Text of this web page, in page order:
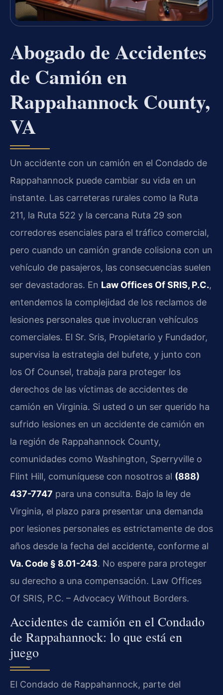
Abogado de Accidentes
de Camión en
Rappahannock County,
VA
Un accidente con un camión en el Condado de
Rappahannock puede cambiar su vida en un
instante. Las carreteras rurales como la Ruta
211, la Ruta 522 y la cercana Ruta 29 son
corredores esenciales para el tráfico comercial,
pero cuando un camión grande colisiona con un
vehículo de pasajeros, las consecuencias suelen
ser devastadoras. En Law Offices Of SRIS, P.C.,
entendemos la complejidad de los reclamos de
lesiones personales que involucran vehículos
comerciales. El Sr. Sris, Propietario y Fundador,
supervisa la estrategia del bufete, y junto con
los Of Counsel, trabaja para proteger los
derechos de las víctimas de accidentes de
camión en Virginia. Si usted o un ser querido ha
sufrido lesiones en un accidente de camión en
la región de Rappahannock County,
comunidades como Washington, Sperryville o
Flint Hill, comuníquese con nosotros al (888)
437-7747 para una consulta. Bajo la ley de
Virginia, el plazo para presentar una demanda
por lesiones personales es estrictamente de dos
años desde la fecha del accidente, conforme al
Va. Code § 8.01-243. No espere para proteger
su derecho a una compensación. Law Offices
Of SRIS, P.C. – Advocacy Without Borders.
Accidentes de camión en el Condado
de Rappahannock: lo que está en
juego
El Condado de Rappahannock, parte del